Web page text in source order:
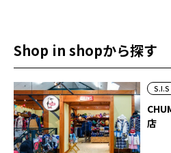
Shop in shopから探す
S.I.S
店